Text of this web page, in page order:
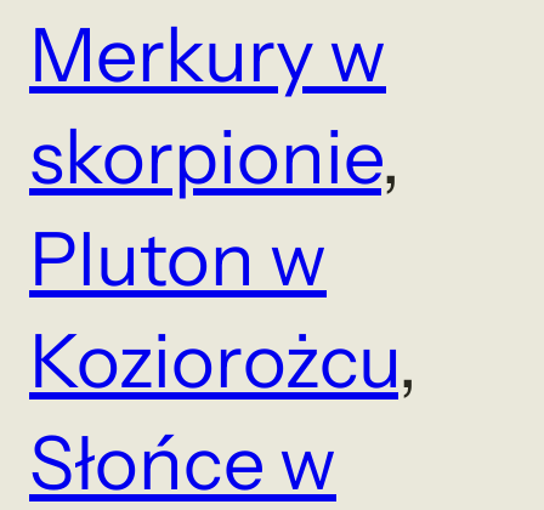
Merkury w
skorpionie
Pluton w
Koziorożcu
Słońce w